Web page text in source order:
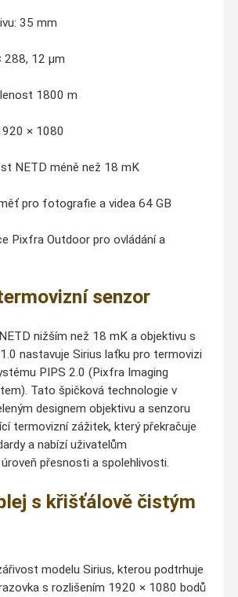
35 mm
288, 12 μm
1800 m
× 1080
NETD méně než 18 mK
pro fotografie a videa 64 GB
Pixfra Outdoor pro ovládání a
senzor
nižším než 18 mK a objektivu s
nastavuje Sirius laťku pro termovizi
PIPS 2.0 (Pixfra Imaging
Tato špičková technologie v
designem objektivu a senzoru
termovizní zážitek, který překračuje
a nabízí uživatelům
přesnosti a spolehlivosti.
s křišťálově čistým
modelu Sirius, kterou podtrhuje
s rozlišením 1920 × 1080 bodů